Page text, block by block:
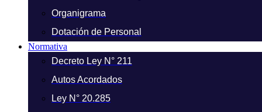
Organigrama
Dotación de Personal
Normativa
Decreto Ley N° 211
Autos Acordados
Ley N° 20.285